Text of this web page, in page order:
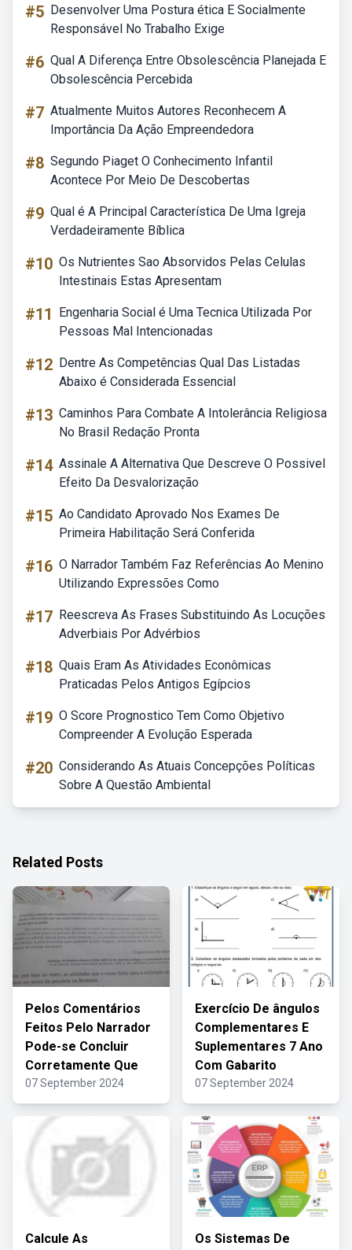
#5 Desenvolver Uma Postura ética E Socialmente
Responsável No Trabalho Exige
#6 Qual A Diferença Entre Obsolescência Planejada E
Obsolescência Percebida
#7 Atualmente Muitos Autores Reconhecem A
Importância Da Ação Empreendedora
#8 Segundo Piaget O Conhecimento Infantil
Acontece Por Meio De Descobertas
#9 Qual é A Principal Característica De Uma Igreja
Verdadeiramente Bíblica
#10 Os Nutrientes Sao Absorvidos Pelas Celulas
Intestinais Estas Apresentam
#11
Engenharia Social é Uma Tecnica Utilizada Por
Pessoas Mal Intencionadas
#12 Dentre As Competências Qual Das Listadas
Abaixo é Considerada Essencial
#13 Caminhos Para Combate A Intolerância Religiosa
No Brasil Redação Pronta
#14 Assinale A Alternativa Que Descreve O Possivel
Efeito Da Desvalorização
#15 Ao Candidato Aprovado Nos Exames De
Primeira Habilitação Será Conferida
#16 O Narrador Também Faz Referências Ao Menino
Utilizando Expressões Como
#17 Reescreva As Frases Substituindo As Locuções
Adverbiais Por Advérbios
#18 Quais Eram As Atividades Econômicas
Praticadas Pelos Antigos Egípcios
#19 O Score Prognostico Tem Como Objetivo
Compreender A Evolução Esperada
#20 Considerando As Atuais Concepções Políticas
Sobre A Questão Ambiental
Related Posts
Pelos Comentários
Feitos Pelo Narrador
Pode-se Concluir
Corretamente Que
07 September 2024
Exercício De ângulos
Complementares E
Suplementares 7 Ano
Com Gabarito
07 September 2024
Calcule As Os Sistemas De